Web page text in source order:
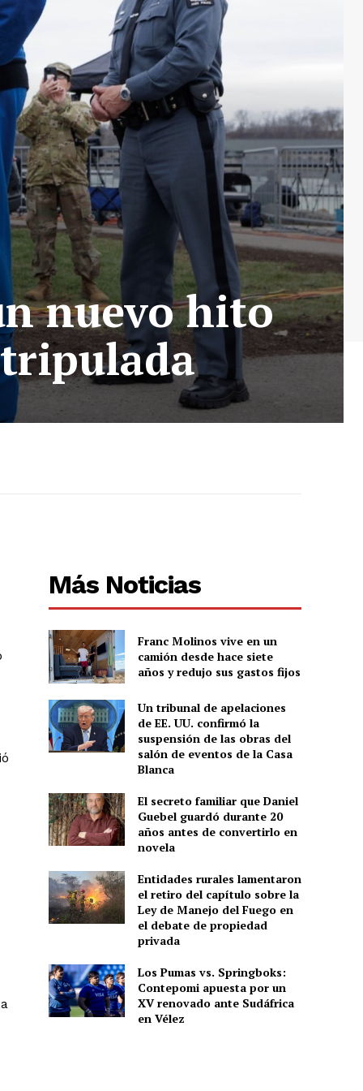
nuevo hito
Más Noticias
Franc Molinos vive en un
camión desde hace siete
años y redujo sus gastos fijos
Un tribunal de apelaciones
de EE. UU. confirmó la
suspensión de las obras del
salón de eventos de la Casa
Blanca
El secreto familiar que Daniel
Guebel guardó durante 20
años antes de convertirlo en
novela
Entidades rurales lamentaron
el retiro del capítulo sobre la
Ley de Manejo del Fuego en
el debate de propiedad
privada
Los Pumas vs. Springboks:
Contepomi apuesta por un
XV renovado ante Sudáfrica
en Vélez